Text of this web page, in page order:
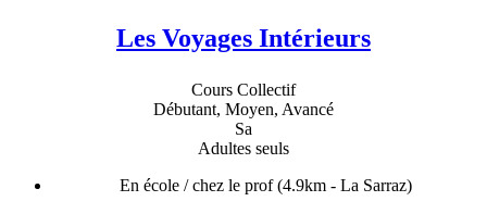
Les Voyages Intérieurs
Cours Collectif
Débutant, Moyen, Avancé
Sa
Adultes seuls
En école / chez le prof(4.9km - La Sarraz)